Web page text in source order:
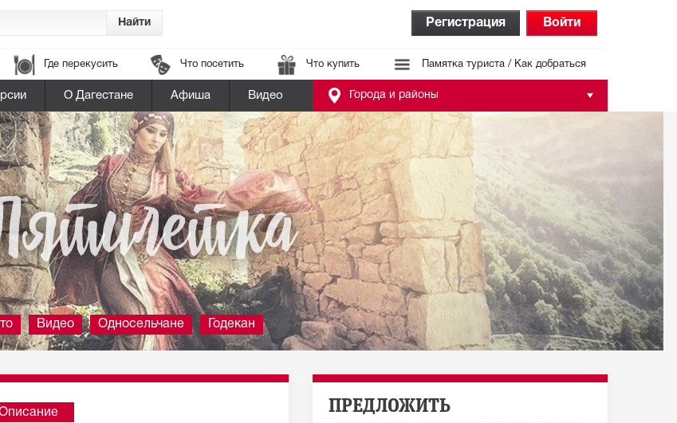
Регистрация Войти
Где перекусить Что посетить Что купить Памятка туриста / Как добраться
О Дагестане Афиша Видео Города и районы
Видео Односельчане Годекан
ПРЕДЛОЖИТЬ